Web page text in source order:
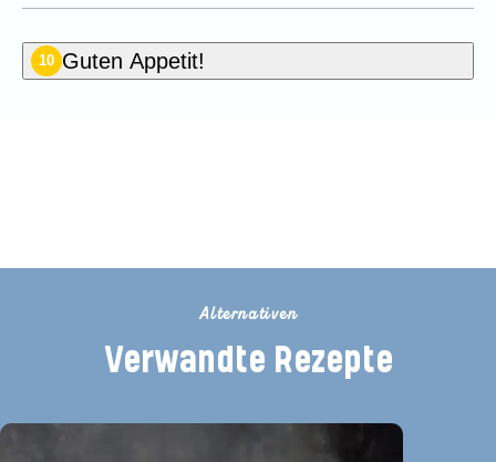
10 Guten Appetit!
Alternativen
Verwandte Rezepte